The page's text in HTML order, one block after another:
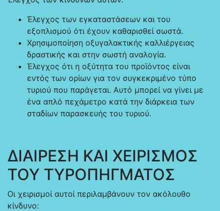
Έλεγχος των εγκαταστάσεων και του
εξοπλισμού ότι έχουν καθαρισθεί σωστά.
Χρησιμοποίηση οξυγαλακτικής καλλιέργειας
δραστικής και στην σωστή αναλογία.
Έλεγχος ότι η οξύτητα του προϊόντος είναι
εντός των ορίων για τον συγκεκριμένο τύπο
τυριού που παράγεται. Αυτό μπορεί να γίνει με
ένα απλό πεχάμετρο κατά την διάρκεια των
σταδίων παρασκευής του τυριού.
ΔΙΑΙΡΕΣΗ ΚΑΙ ΧΕΙΡΙΣΜΟΣ
ΤΟΥ ΤΥΡΟΠΗΓΜΑΤΟΣ
Οι χειρισμοί αυτοί περιλαμβάνουν τον ακόλουθο
κίνδυνο: